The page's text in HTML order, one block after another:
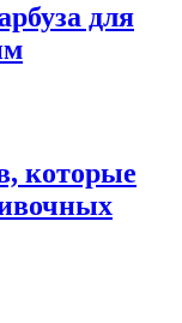
для
которые